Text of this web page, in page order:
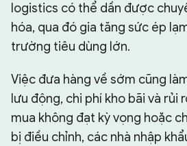
logistics có thể dần được
hóa, qua đó gia tăng sức ép
trường tiêu dùng lớn.
Việc đưa hàng về sớm cũng
lưu động, chi phí kho bãi và rủi
mua không đạt kỳ vọng hoặc
bị điều chỉnh, các nhà nhập